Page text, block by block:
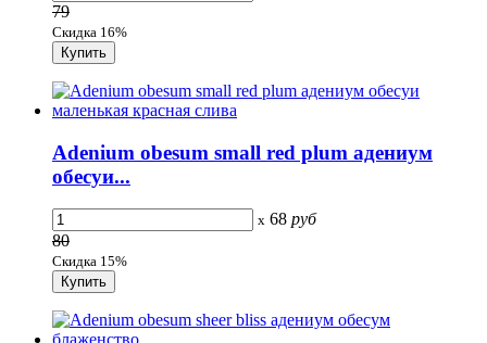
79
Скидка 16%
Adenium obesum small red plum адениум
обесуи...
x 68 руб
80
Скидка 15%